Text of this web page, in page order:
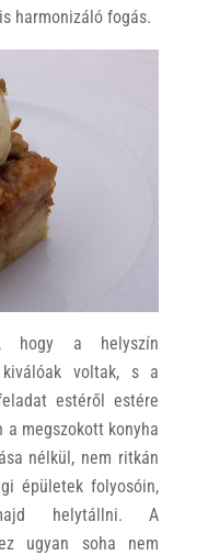
harmonizáló fogás.
hogy a helyszín
voltak, s a
estéről estére
megszokott konyha
nélkül, nem ritkán
épületek folyosóin,
helytállni. A
ugyan soha nem